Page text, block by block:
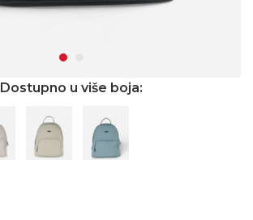
Dostupno u više boja: